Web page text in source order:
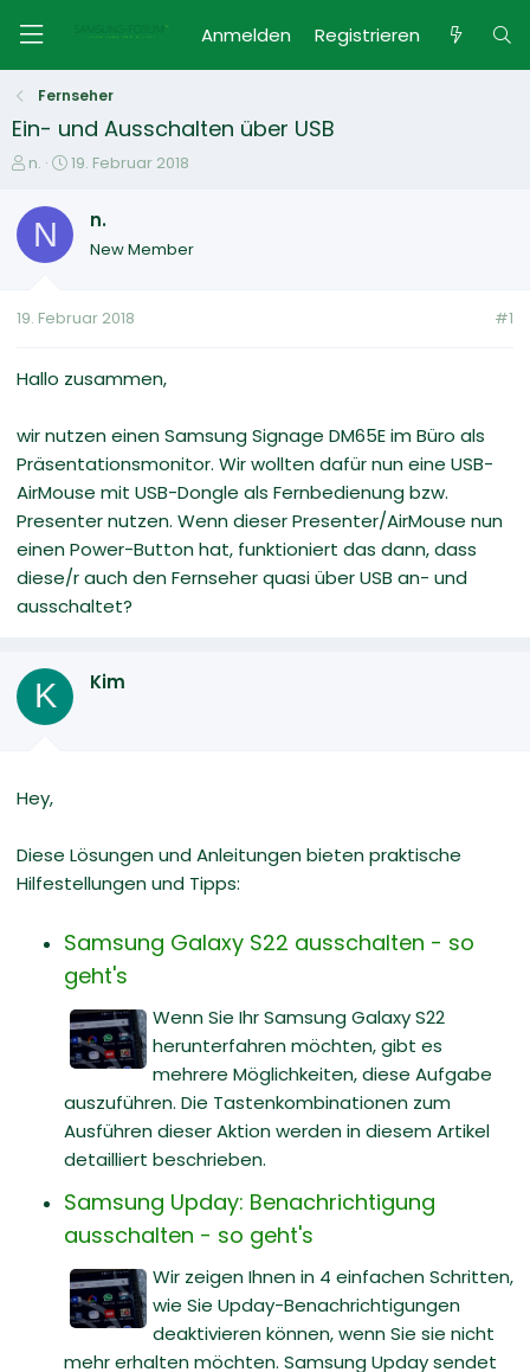
Anmelden Registrieren
Fernseher
Ein- und Ausschalten über USB
E
s
e
e
n.
E
t
t
m
19. Februar 2018
N n.
New Member
19. Februar 2018 #1
Hallo zusammen,
wir nutzen einen Samsung Signage DM65E im Büro als
Präsentationsmonitor. Wir wollten dafür nun eine USB-
AirMouse mit USB-Dongle als Fernbedienung bzw.
Presenter nutzen. Wenn dieser Presenter/AirMouse nun
einen Power-Button hat, funktioniert das dann, dass
diese/r auch den Fernseher quasi über USB an- und
ausschaltet?
K Kim
Hey,
Diese Lösungen und Anleitungen bieten praktische
Hilfestellungen und Tipps:
Samsung Galaxy S22 ausschalten - so
geht's
Wenn Sie Ihr Samsung Galaxy S22
herunterfahren möchten, gibt es
mehrere Möglichkeiten, diese Aufgabe
auszuführen. Die Tastenkombinationen zum
Ausführen dieser Aktion werden in diesem Artikel
detailliert beschrieben.
Samsung Upday: Benachrichtigung
ausschalten - so geht's
Wir zeigen Ihnen in 4 einfachen Schritten,
wie Sie Upday-Benachrichtigungen
deaktivieren können, wenn Sie sie nicht
mehr erhalten möchten. Samsung Upday sendet